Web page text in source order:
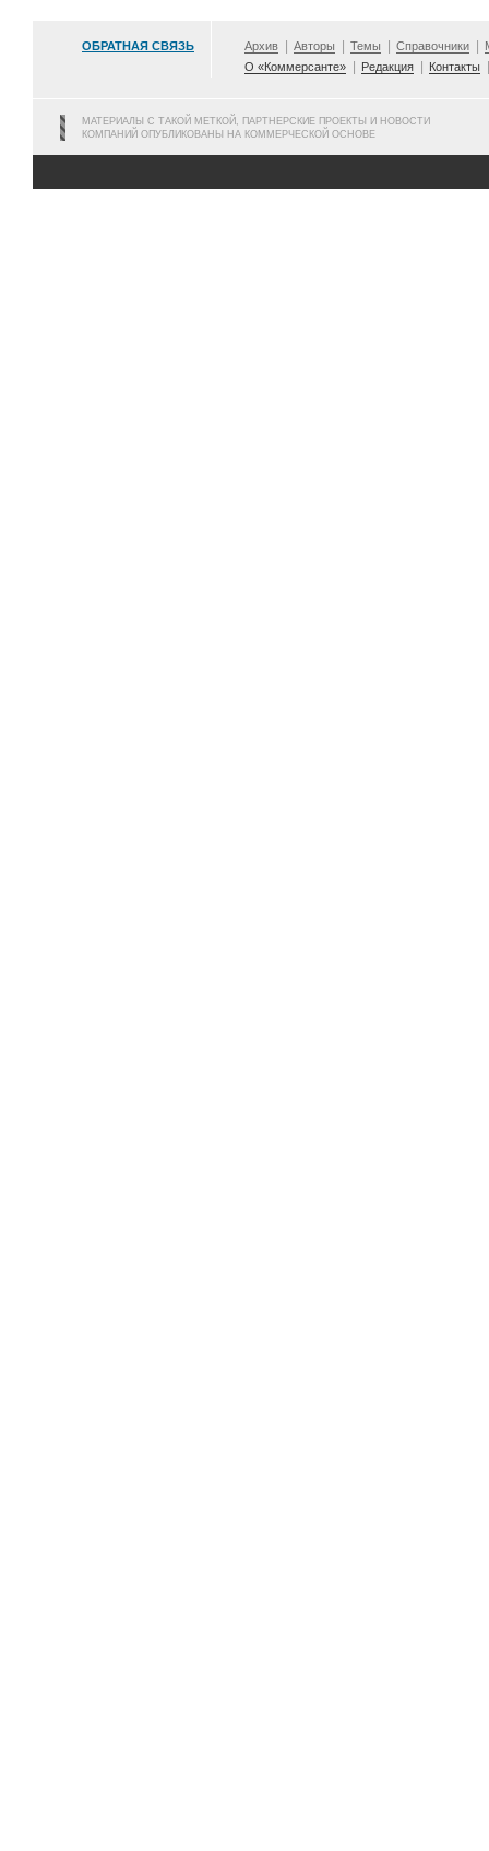
ОБРАТНАЯ СВЯЗЬ Архив Авторы Темы Справочники
О «Коммерсанте»
Редакция Контакты
МАТЕРИАЛЫ С ТАКОЙ МЕТКОЙ, ПАРТНЕРСКИЕ ПРОЕКТЫ И НОВОСТИ
КОМПАНИЙ ОПУБЛИКОВАНЫ НА КОММЕРЧЕСКОЙ ОСНОВЕ